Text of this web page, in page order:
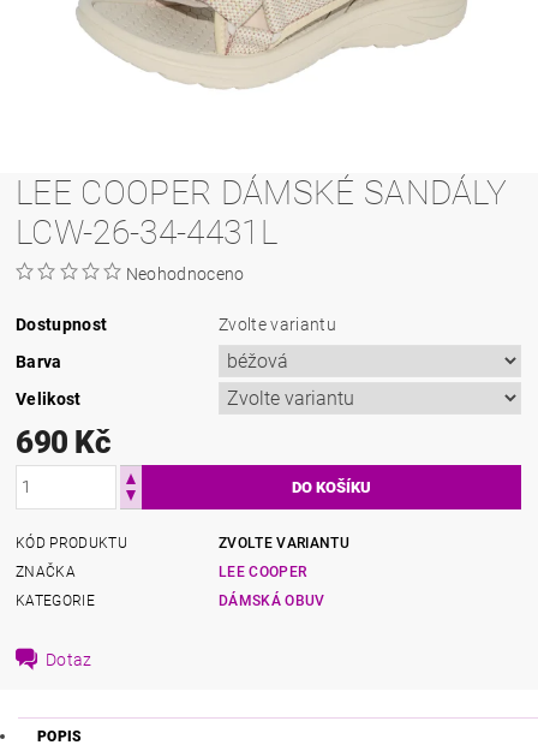
LEE COOPER DÁMSKÉ SANDÁLY
LCW-26-34-4431L
Neohodnoceno
Dostupnost
Zvolte variantu
Barva
Velikost
690 Kč
KÓD PRODUKTU
ZVOLTE VARIANTU
ZNAČKA
LEE COOPER
KATEGORIE
DÁMSKÁ OBUV
Dotaz
POPIS